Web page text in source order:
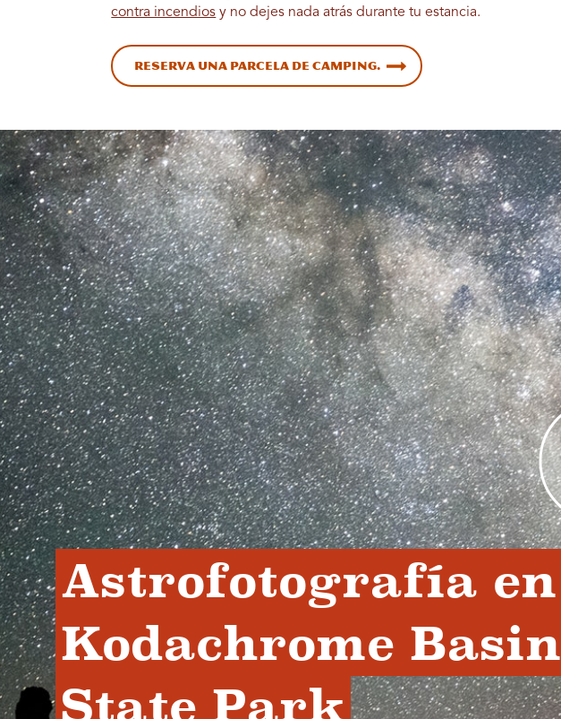
contra incendios y no dejes nada atrás durante tu estancia.
Reserva una parcela de camping.
Astrofotografía en
Kodachrome Basin
State Park